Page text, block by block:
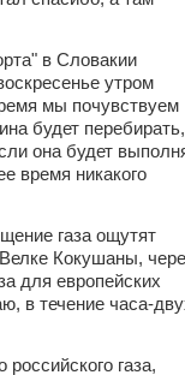
в Словакии
утром
мы почувствуем
будет перебирать,
она будет
время никакого
газа ощутят
Кокушаны,
для европейских
в течение часа-
газа,